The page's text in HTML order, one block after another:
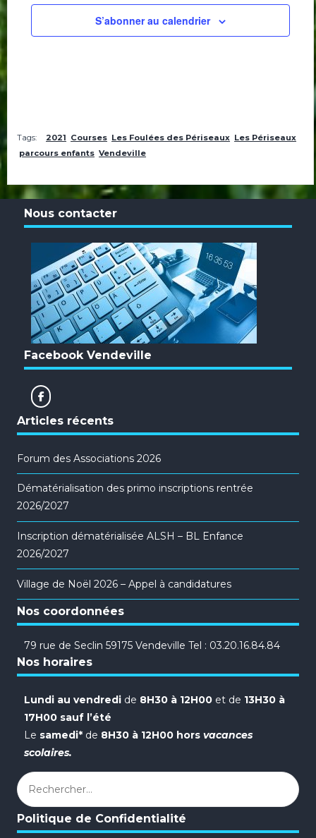
S’abonner au calendrier
Tags: 2021 Courses Les Foulées des Périseaux Les Périseaux
parcours enfants Vendeville
Nous contacter
Facebook Vendeville
Articles récents
Forum des Associations 2026
Dématérialisation des primo inscriptions rentrée
2026/2027
Inscription dématérialisée ALSH – BL Enfance
2026/2027
Village de Noël 2026 – Appel à candidatures
Nos coordonnées
79 rue de Seclin 59175 Vendeville Tel : 03.20.16.84.84
Nos horaires
Lundi au vendredi de 8H30 à 12H00 et de 13H30 à
17H00 sauf l’été
Le samedi* de 8H30 à 12H00 hors vacances
scolaires.
Rechercher :
Politique de Confidentialité